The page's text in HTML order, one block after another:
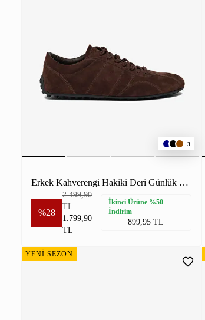
3
Erkek Kahverengi Hakiki Deri Günlük Spor Ayakkabı
%28
2.499,90
TL
1.799,90
TL
İkinci Ürüne %50
İndirim
899,95 TL
YENİ SEZON